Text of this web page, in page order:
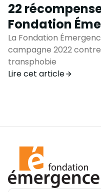
22
Fondation
La Fondation
campagne 2022
transphobie
Lire cet article